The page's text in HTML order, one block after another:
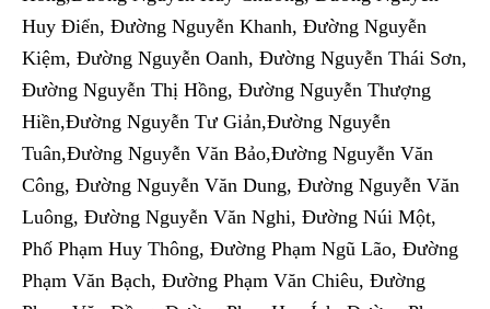
Huy Điển, Đường Nguyễn Khanh, Đường Nguyễn
Kiệm, Đường Nguyễn Oanh, Đường Nguyễn Thái Sơn,
Đường Nguyễn Thị Hồng, Đường Nguyễn Thượng
Hiền,Đường Nguyễn Tư Giản,Đường Nguyễn
Tuân,Đường Nguyễn Văn Bảo,Đường Nguyễn Văn
Công, Đường Nguyễn Văn Dung, Đường Nguyễn Văn
Luông, Đường Nguyễn Văn Nghi, Đường Núi Một,
Phố Phạm Huy Thông, Đường Phạm Ngũ Lão, Đường
Phạm Văn Bạch, Đường Phạm Văn Chiêu, Đường